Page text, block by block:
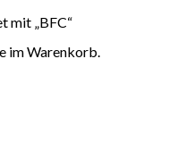
im Warenkorb.
mit „BFC“